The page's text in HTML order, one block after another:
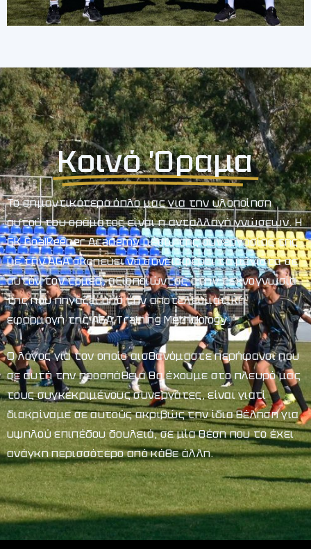
Κοινό Όραμα
Το σημαντικότερο όπλο μας για την υλοποίηση
αυτού του οράματος είναι η ανταλλαγή γνώσεων. Η
GK Goalkeeper Academy μέσω της συνεργασίας της
με την AGA σκοπεύει να συνεισφέρει τα μέγιστα σε
αυτόν τον τομέα, αξιοποιώντας στην τεχνογνωσία
της που πηγάζει από την αποτελεσματική
εφαρμογή της AGA Training Methdology.
Ο λόγος για τον οποίο αισθανόμαστε περήφανοι που
σε αυτή την προσπάθεια θα έχουμε στο πλευρό μας
τους συγκεκριμένους συνεργάτες, είναι γιατί
διακρίναμε σε αυτούς ακριβώς την ίδια θέληση για
υψηλού επιπέδου δουλειά, σε μία θέση που το έχει
ανάγκη περισσότερο από κάθε άλλη.